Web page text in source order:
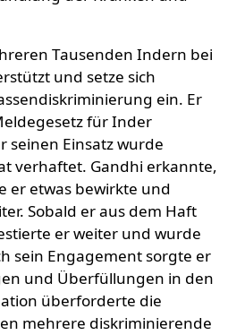
Tausenden Indern bei
und setze sich
ein. Er
für Inder
seinen Einsatz wurde
verhaftet. Gandhi erkannte,
er etwas bewirkte und
Sobald er aus dem Haft
er weiter und wurde
sein Engagement sorgte er
und Überfüllungen in den
überforderte die
mehrere diskriminierende